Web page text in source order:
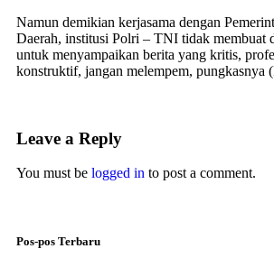
Namun demikian kerjasama dengan
Daerah, institusi Polri – TNI tidak membuat
untuk menyampaikan berita yang kritis,
konstruktif, jangan melempem, pungkasnya
Leave a Reply
You must be logged in to post a comment.
Pos-pos Terbaru